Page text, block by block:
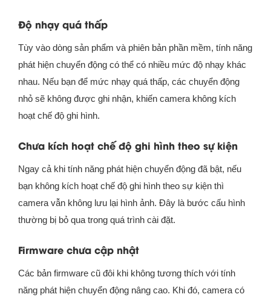
Độ nhạy quá thấp
Tùy vào dòng sản phẩm và phiên bản phần mềm, tính năng
phát hiện chuyển động có thể có nhiều mức độ nhạy khác
nhau. Nếu bạn để mức nhạy quá thấp, các chuyển động
nhỏ sẽ không được ghi nhận, khiến camera không kích
hoạt chế độ ghi hình.
Chưa kích hoạt chế độ ghi hình theo sự kiện
Ngay cả khi tính năng phát hiện chuyển động đã bật, nếu
bạn không kích hoạt chế độ ghi hình theo sự kiện thì
camera vẫn không lưu lại hình ảnh. Đây là bước cấu hình
thường bị bỏ qua trong quá trình cài đặt.
Firmware chưa cập nhật
Các bản firmware cũ đôi khi không tương thích với tính
năng phát hiện chuyển động nâng cao. Khi đó, camera có